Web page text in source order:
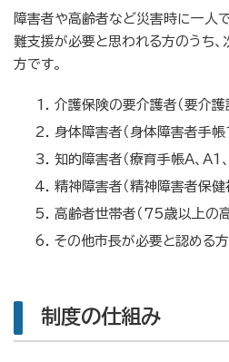
障害者や高齢者など災害時に一人
難支援が必要と思われる方のうち
方です。
介護保険の要介護者（要介
身体障害者（身体障害者手帳
知的障害者（療育手帳A、A1
精神障害者（精神障害者保
高齢者世帯者（75歳以上の
その他市長が必要と認める方
制度の仕組み